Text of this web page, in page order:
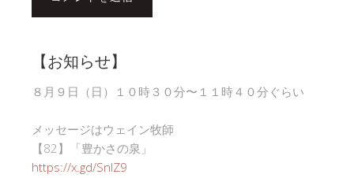
【お知らせ】
８月９日（日）１０時３０分〜１１時４０分ぐらい
メッセージはウェイン牧師
【82】「豊かさの泉」
https://x.gd/SnlZ9